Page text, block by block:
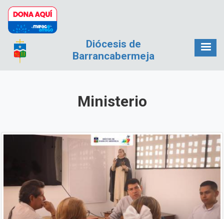
Pasar al contenido principal
Diócesis de
Barrancabermeja
Ministerio